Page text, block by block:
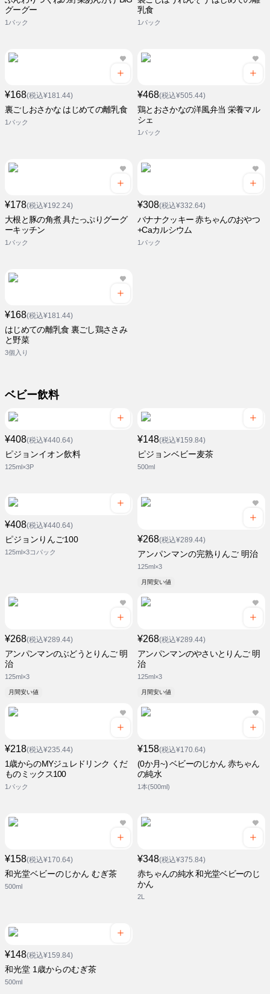
グーグー
1パック
乳食
1パック
¥168(税込¥181.44)
裏ごしおさかな はじめての離乳食
1パック
¥468(税込¥505.44)
鶏とおさかなの洋風弁当 栄養マル
シェ
1パック
¥178(税込¥192.24)
大根と豚の角煮 具たっぷりグーグ
ーキッチン
1パック
¥308(税込¥332.64)
バナナクッキー 赤ちゃんのおやつ
+Caカルシウム
1パック
¥168(税込¥181.44)
はじめての離乳食 裏ごし鶏ささみ
と野菜
3個入り
ベビー飲料
¥408(税込¥440.64)
ピジョンイオン飲料
125ml×3P
¥148(税込¥159.84)
ピジョンベビー麦茶
500ml
¥408(税込¥440.64)
ピジョンりんご100
125ml×3コパック
¥268(税込¥289.44)
アンパンマンの完熟りんご 明治
125ml×3
月間安い値
¥268(税込¥289.44)
アンパンマンのぶどうとりんご 明
治
125ml×3
月間安い値
¥268(税込¥289.44)
アンパンマンのやさいとりんご 明
治
125ml×3
月間安い値
¥218(税込¥235.44)
1歳からのMYジュレドリンク くだ
ものミックス100
1パック
¥158(税込¥170.64)
(0か月~) ベビーのじかん 赤ちゃん
の純水
1本(500ml)
¥158(税込¥170.64)
和光堂ベビーのじかん むぎ茶
500ml
¥348(税込¥375.84)
赤ちゃんの純水 和光堂ベビーのじ
かん
2L
¥148(税込¥159.84)
和光堂 1歳からのむぎ茶
500ml